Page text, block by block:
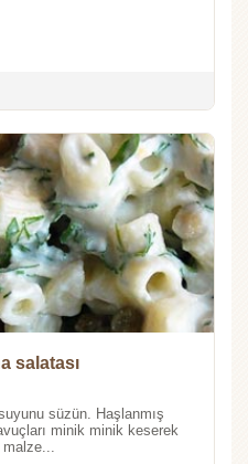
salatası
süzün. Haşlanmış
minik minik keserek
malze...